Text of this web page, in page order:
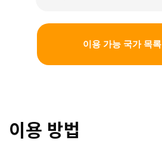
이용 가능 국가 목록
이용 방법